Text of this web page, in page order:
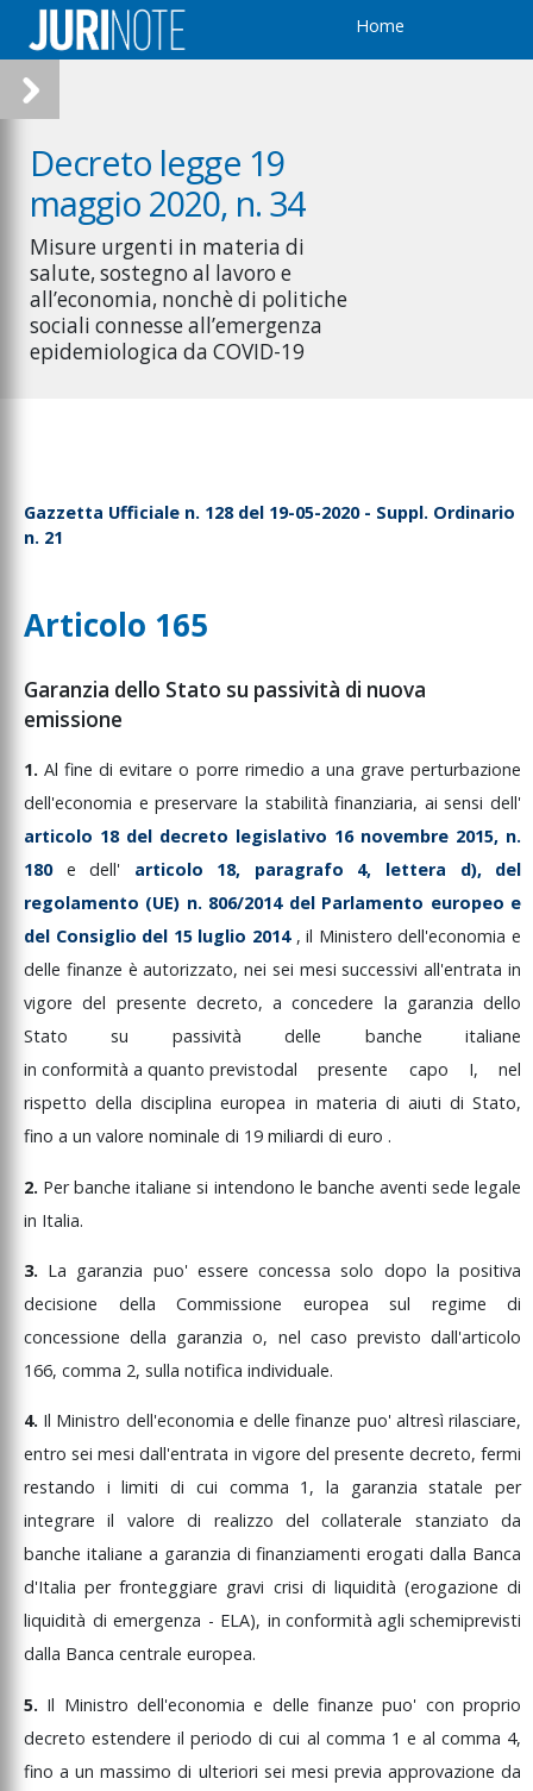
Home
Decreto legge 19
maggio 2020, n. 34
Misure urgenti in materia di
salute, sostegno al lavoro e
all’economia, nonchè di politiche
sociali connesse all’emergenza
epidemiologica da COVID-19
Gazzetta Ufficiale n. 128 del 19-05-2020 - Suppl. Ordinario
n. 21
Articolo 165
Garanzia dello Stato su passività di nuova
emissione
1.Alfinedievitareo porre rimedio a una graveperturbazione
dell'economia epreservare la stabilitàfinanziaria, aisensi dell'
articolo 18 del decreto legislativo 16 novembre 2015, n.
180 edell' articolo 18, paragrafo 4, lettera d), del
regolamento (UE) n. 806/2014 del Parlamento europeo e
del Consiglio del 15 luglio 2014 ,il Ministerodell'economiae
delle finanze èautorizzato,nei sei mesisuccessiviall'entratain
vigoredel presente decreto, aconcedere la garanzia dello
Statosu passivitàdelle bancheitaliane
in conformità a quanto previstodalpresente capo I, nel
rispettodelladisciplinaeuropea in materia di aiuti diStato,
fino a un valore nominale di 19 miliardi di euro .
2. Perbancheitalianesi intendono le banche aventi sedelegale
in Italia.
3. La garanzia puo' essereconcessasolo dopo lapositiva
decisione della Commissione europea sul regime di
concessionedella garanziao, nel caso previstodall'articolo
166, comma 2, sulla notifica individuale.
4. Il Ministro dell'economia edellefinanze puo' altresìrilasciare,
entroseimesidall'entrata in vigore del presente decreto,fermi
restando ilimitidi cui comma 1, la garanziastataleper
integrareil valoredi realizzo delcollaterale stanziato da
banche italiane a garanzia difinanziamentierogatidalla Banca
d'Italiaperfronteggiare gravi crisi di liquidità (erogazione di
liquidità diemergenza - ELA),inconformitàaglischemiprevisti
dalla Banca centrale europea.
5. Il Ministrodell'economiae dellefinanzepuo' conproprio
decretoestendereilperiododicui al comma 1 e alcomma 4,
finoaunmassimodi ulteriori sei mesi previa approvazioneda